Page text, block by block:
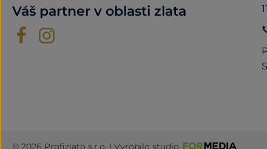
Váš partner v oblasti zlata
© 2026 Profizlato s.r.o. | Vyrobilo studio